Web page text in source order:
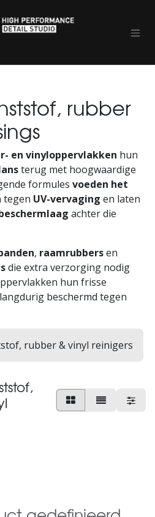
rubber
en vinyloppervlakken hun
terug met hoogwaardige
formules voeden het
tegen UV-vervaging en laten
achter die
, raamrubbersen
die extra verzorging nodig
hun frisse
beschermd tegen
rubber & vinyl reinigers